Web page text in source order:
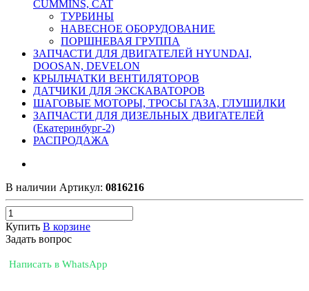
CUMMINS, CAT
ТУРБИНЫ
НАВЕСНОЕ ОБОРУДОВАНИЕ
ПОРШНЕВАЯ ГРУППА
ЗАПЧАСТИ ДЛЯ ДВИГАТЕЛЕЙ HYUNDAI,
DOOSAN, DEVELON
КРЫЛЬЧАТКИ ВЕНТИЛЯТОРОВ
ДАТЧИКИ ДЛЯ ЭКСКАВАТОРОВ
ШАГОВЫЕ МОТОРЫ, ТРОСЫ ГАЗА, ГЛУШИЛКИ
ЗАПЧАСТИ ДЛЯ ДИЗЕЛЬНЫХ ДВИГАТЕЛЕЙ
(Екатеринбург-2)
РАСПРОДАЖА
В наличии Артикул: 0816216
Купить В корзине
Задать вопрос
Написать в WhatsApp